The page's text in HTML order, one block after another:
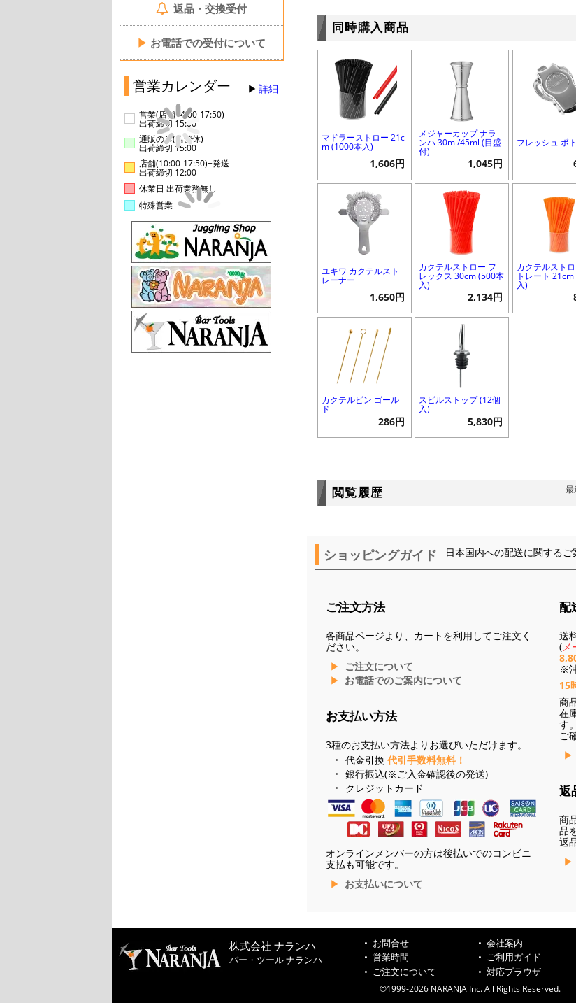
返品・交換受付
▶ お電話での受付について
営業カレンダー 詳細
営業(店舗14:00-17:50)
出荷締切 15:00
通販のみ(店舗休)
出荷締切 15:00
店舗(10:00-17:50)+発送
出荷締切 12:00
休業日 出荷業務無し
特殊営業
同時購入商品
マドラーストロー 21c
m (1000本入)
1,606円
メジャーカップ ナラ
ンハ 30ml/45ml (目盛
付)
1,045円
フレッシュ ボ
ユキワ カクテルスト
レーナー
1,650円
カクテルストロー フ
レックス 30cm (500本
入)
2,134円
カクテルスト
トレート
入)
カクテルピン ゴール
ド
286円
スピルストップ (12個
入)
5,830円
閲覧履歴 最
ショッピングガイド 日本国内への配送に関するご
ご注文方法
各商品ページより、カートを利用してご注文く
ださい。
ご注文について
お電話でのご案内について
お支払い方法
3種のお支払い方法よりお選びいただけます。
代金引換 代引手数料無料！
銀行振込(※ご入金確認後の発送)
クレジットカード
オンラインメンバーの方は後払いでのコンビニ
支払も可能です。
お支払いについて
配
送
(メ
※
15
商
在
す
ご
返
商
品
返
株式会社 ナランハ
バー・ツール ナランハ
お問合せ 会社案内
営業時間
ご利用ガイド
ご注文について
対応ブラウザ
©1999-2026 NARANJA Inc. All Rights Reserved.